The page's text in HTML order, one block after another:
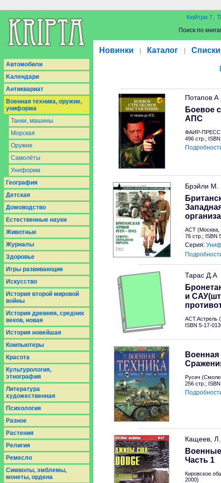
Кюйтри 7,
Поиск по
Новинки Каталог Списки
Aвтомобили
Kалендари
Антиквариат
Военная техника, оружие,
униформа
Taнки, машины
Морская
Оружие
Самолёты
Униформа
География
Детская
Домоводство
Естественные науки
Животные
Журналы
Здоровье
Игры развивающие
Искусство
История второй мировой
войны
История древняя, средних
веков, новая
История новейшая
Компьютеры
Красота
Культурология,
этнография
Литература
художественная
Психология
Разное
Растения
Религия
Ремесло
Символы, эмблемы,
монеты, ордена
Потапов А
Боевое
АПС
ФАИР-ПРЕСС
496 стр.;
Брэйли М.
АСТ (Москва,
76 стр.; ISBN
Серия:
Тарас Д.А
и
АСТ.Астрель
ISBN 5-17-
Русич
256 стр.;
Кащеев,
Часть 1
Кировское
2000)